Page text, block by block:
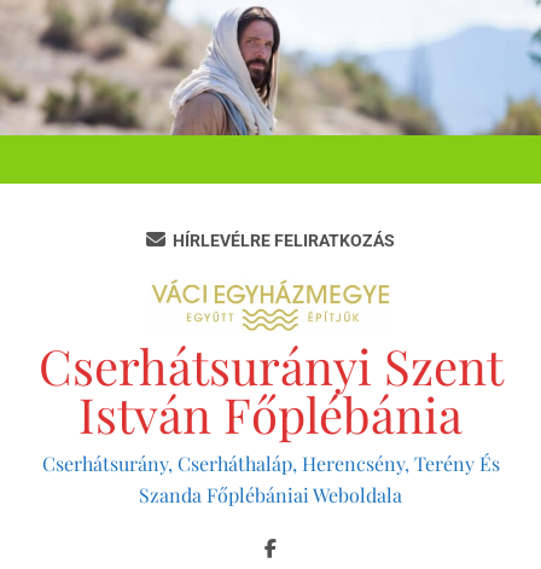
Ugrás
tartalomra
Cserhátsurányi Szent
István Főplébánia
Cserhátsurány, Cserháthaláp, Herencsény, Terény És
Szanda Főplébániai Weboldala
HÍRLEVÉLRE FELIRATKOZÁS